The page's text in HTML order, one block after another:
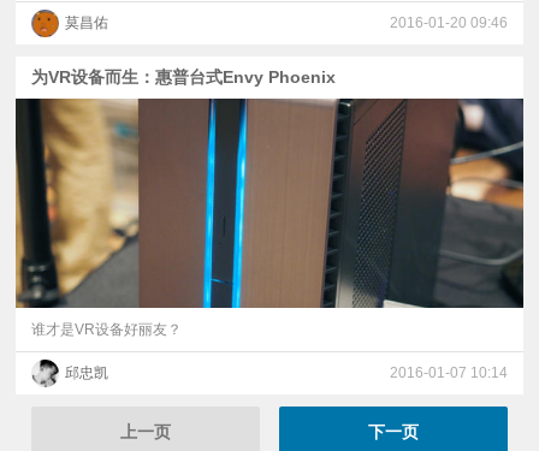
莫昌佑 2016-01-20 09:46
为VR设备而生：惠普台式Envy Phoenix
谁才是VR设备好丽友？
邱忠凯 2016-01-07 10:14
上一页 下一页